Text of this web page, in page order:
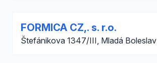
FORMICA CZ,. s. r.o.
Štefánikova 1347/III, Mladá Boleslav